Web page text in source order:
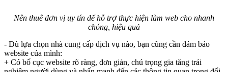
Nên thuê đơn vị uy tín để hỗ trợ thực hiện làm web cho nhanh
chóng, hiệu quả
- Dù lựa chọn nhà cung cấp dịch vụ nào, bạn cũng cần đảm bảo
website của mình:
+ Có bố cục website rõ ràng, đơn giản, chú trọng gia tăng trải